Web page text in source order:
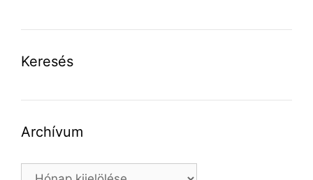
Keresés
Archívum
Archívum